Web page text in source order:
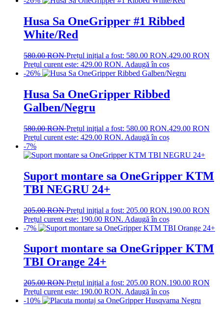
Husa Sa OneGripper #1 Ribbed
White/Red
580.00RONPrețul inițial a fost: 580.00 RON.429.00 RON
Prețul curent este: 429.00 RON. Adaugă în coș
-26%
Husa Sa OneGripper Ribbed
Galben/Negru
580.00RONPrețul inițial a fost: 580.00 RON.429.00 RON
Prețul curent este: 429.00 RON. Adaugă în coș
-7%
Suport montare sa OneGripper KTM
TBI NEGRU 24+
205.00RONPrețul inițial a fost: 205.00 RON.190.00 RON
Prețul curent este: 190.00 RON. Adaugă în coș
-7%
Suport montare sa OneGripper KTM
TBI Orange 24+
205.00RONPrețul inițial a fost: 205.00 RON.190.00 RON
Prețul curent este: 190.00 RON. Adaugă în coș
-10%